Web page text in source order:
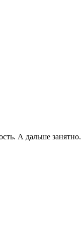
А дальше занятно.